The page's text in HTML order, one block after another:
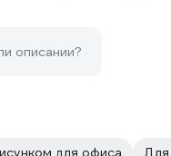
описании?
для офиса Для